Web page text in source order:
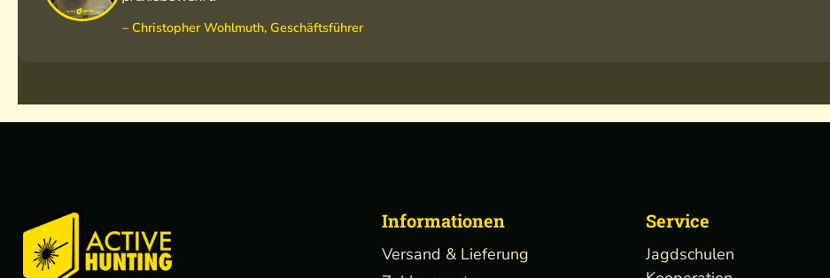
– Christopher Wohlmuth, Geschäftsführer
Informationen
Versand & Lieferung
Service
Jagdschulen